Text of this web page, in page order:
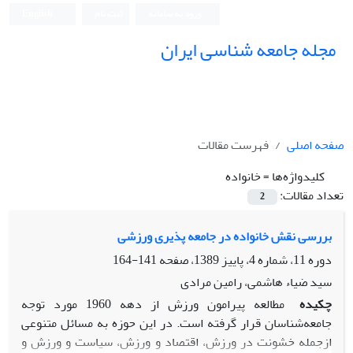
مجله جامعه شناسی ایران
صفحه اصلی
فهرست مقالات
کلیدواژه‌ها =خانواده
تعداد مقالات:
2
بررسى نقش خانواده در جامعه پذیرى ورزشى
دوره 11، شماره 4، پاییز 1389، صفحه
141-164
سید ضیاء هاشمى، رامین مرادى
چکیده
مطالعه پیرامون ورزش از دهه 1960 مورد توجه
جامعه‌شناسان قرار گرفته است. در این حوزه به مسائل متنوعى
ازجمله خشونت در ورزش، اقتصاد و ورزش، سیاست و ورزش و